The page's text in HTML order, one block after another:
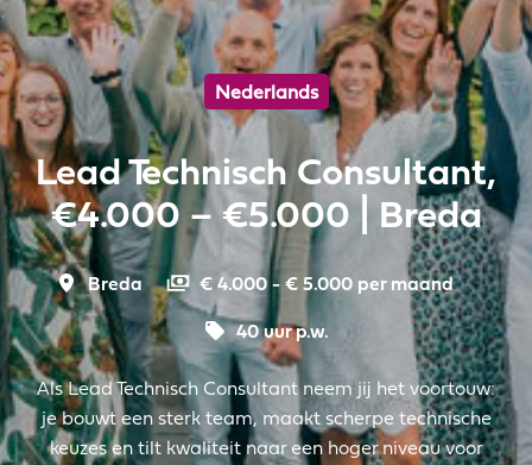
Nederlands
Lead Technisch Consultant,
€4.000 – €5.000 | Breda
Breda € 4.000 - € 5.000 per maand
40 uur p.w.
Als Lead Technisch Consultant neem jij het voortouw:
je bouwt een sterk team, maakt scherpe technische
keuzes en tilt kwaliteit naar een hoger niveau voor